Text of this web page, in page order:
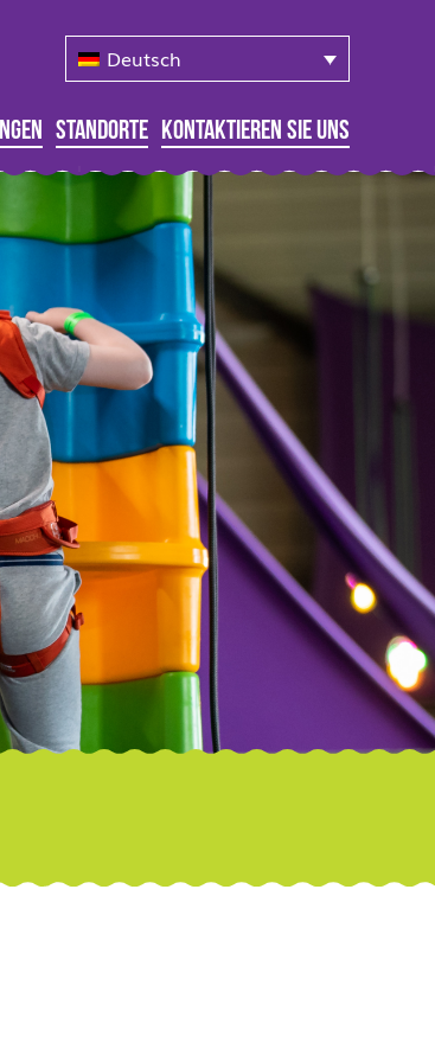
Deutsch
Standorte Kontaktieren Sie Uns